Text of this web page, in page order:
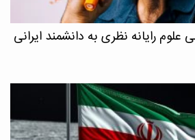
علوم رایانه نظری به دانشمند ایرانی